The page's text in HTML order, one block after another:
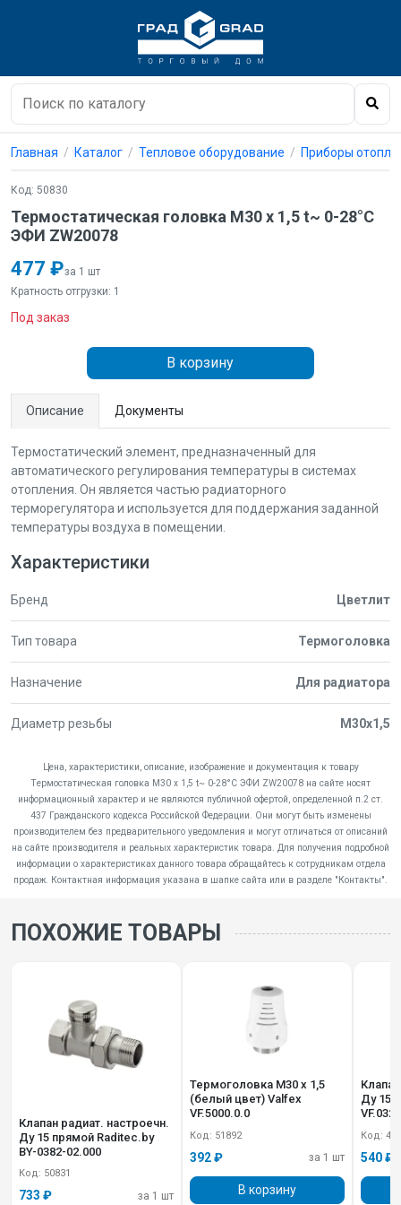
Главная Каталог Тепловое оборудование Приборы
Код: 50830
Термостатическая головка М30 х 1,5 t~ 0-28°C
ЭФИ ZW20078
477 ₽за 1 шт
Кратность отгрузки: 1
Под заказ
В корзину
Описание Документы
Термостатический элемент, предназначенный для
автоматического регулирования температуры в системах
отопления. Он является частью радиаторного
терморегулятора и используется для поддержания заданной
температуры воздуха в помещении.
Характеристики
Бренд Цветлит
Тип товара Термоголовка
Назначение Для радиатора
Диаметр резьбы М30x1,5
Цена, характеристики, описание, изображение и документация к товару
Термостатическая головка М30 х 1,5 t~ 0-28°C ЭФИ ZW20078 на сайте носят
информационный характер и не являются публичной офертой, определенной п.2 ст.
437 Гражданского кодекса Российской Федерации. Они могут быть изменены
производителем без предварительного уведомления и могут отличаться от описаний
на сайте производителя и реальных характеристик товара. Для получения подробной
информации о характеристиках данного товара обращайтесь к сотрудникам отдела
продаж. Контактная информация указана в шапке сайта или в разделе "Контакты".
ПОХОЖИЕ ТОВАРЫ
Клапан радиат. настроечн.
Ду 15 прямой Raditec.by
BY-0382-02.000
Код: 50831
733 ₽ за 1 шт
Термоголовка М30 х 1,5
(белый цвет) Valfex
VF.5000.0.0
Код: 51892
392 ₽ за 1 шт
В корзину
Ду 15
Код:
540 ₽